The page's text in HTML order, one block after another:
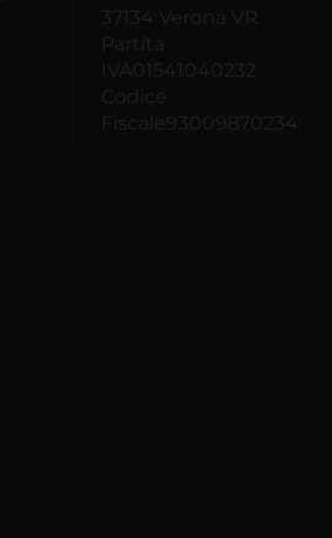
37134 Verona VR
Partita
IVA01541040232
Codice
Fiscale93009870234